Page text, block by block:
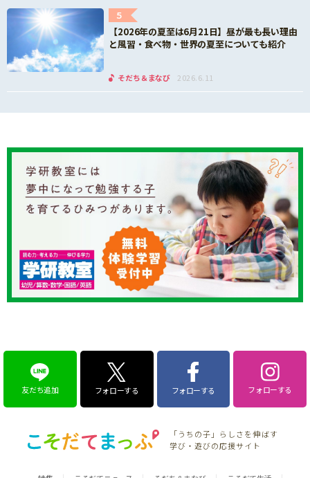
5
【2026年の夏至は6月21日】昼が最も長い理由
と風習・食べ物・世界の夏至についても紹介
そだち＆まなび 2026.6.11
友だち追加 フォローする フォローする フォローする
「うちの子」らしさを伸ばす
学び・遊びの応援サイト